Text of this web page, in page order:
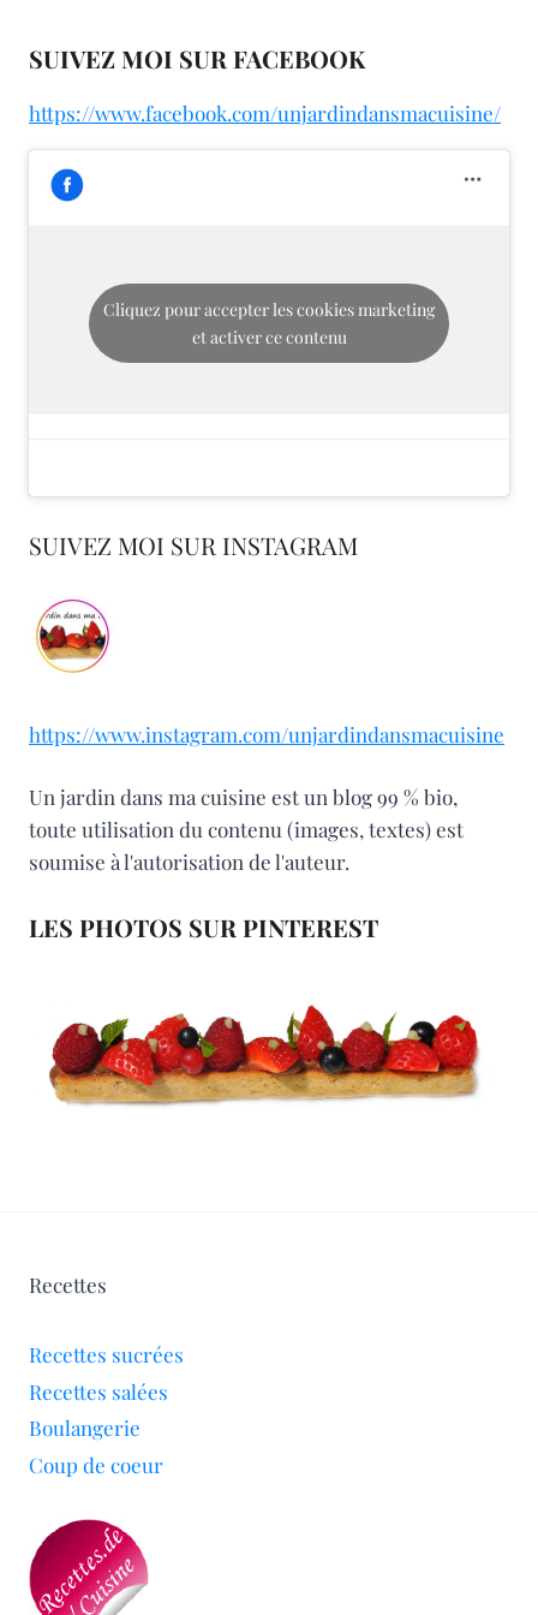
SUIVEZ MOI SUR FACEBOOK
https://www.facebook.com/unjardindansmacuisine/
Cliquez pour accepter les cookies marketing
et activer ce contenu
SUIVEZ MOI SUR INSTAGRAM
https://www.instagram.com/unjardindansmacuisine
Un jardin dans ma cuisine est un blog 99 % bio,
toute utilisation du contenu (images, textes) est
soumise à l'autorisation de l'auteur.
LES PHOTOS SUR PINTEREST
Recettes
Recettes sucrées
Recettes salées
Boulangerie
Coup de coeur